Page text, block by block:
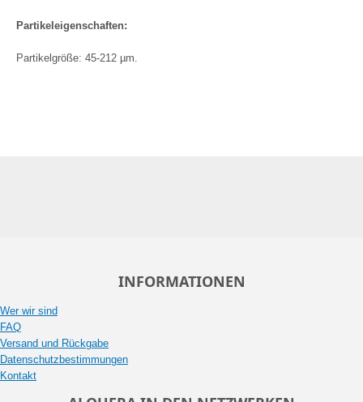
Partikeleigenschaften:
Partikelgröße: 45-212 µm.
INFORMATIONEN
Wer wir sind
FAQ
Versand und Rückgabe
Datenschutzbestimmungen
Kontakt